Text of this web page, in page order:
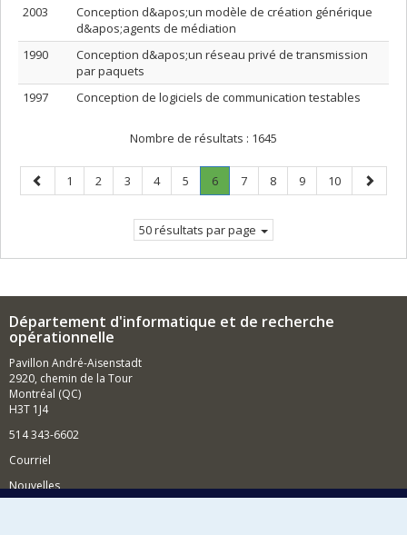
2003
Conception d&apos;un modèle de création générique
d&apos;agents de médiation
1990
Conception d&apos;un réseau privé de transmission
par paquets
1997
Conception de logiciels de communication testables
Nombre de résultats : 1645
Page
précédente
Page
1 Page
2 Page
3 Page
4 Page
5 Page
6.
Page
Page
7 Page
8 Page
9 Page
10
Page
50 résultats par page
Département d'informatique et de recherche
opérationnelle
Pavillon André-Aisenstadt
2920, chemin de la Tour
Montréal (QC)
H3T 1J4
514 343-6602
Courriel
Nouvelles